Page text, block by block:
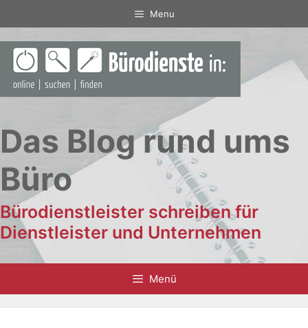
Inhalt
springen
Menu
Das Blog rund ums
Büro
Bürodienstleister schreiben für
Dienstleister und Unternehmen
Menü